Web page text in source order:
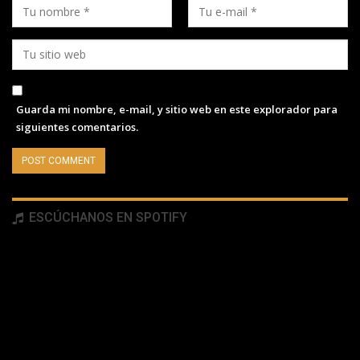
Guarda mi nombre, e-mail, y sitio web en este explorador para
siguientes comentarios.
ESCÚCHANOS EN SPOTIFY